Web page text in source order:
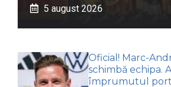
5 august 2026
Oficial! Marc-
schimbă echipa.
împrumutul